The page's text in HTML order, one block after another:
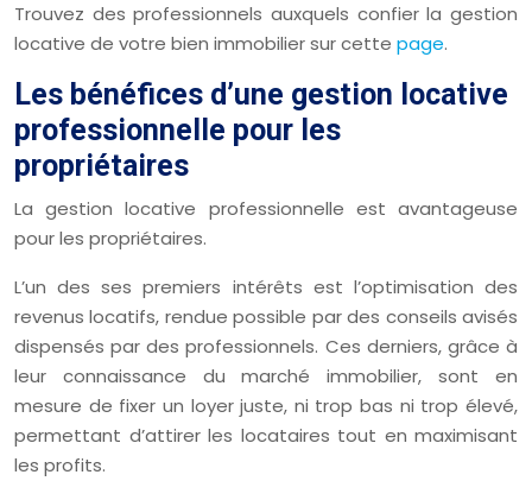
Trouvez des professionnels auxquels confier la gestion
locative de votre bien immobilier sur cette page.
Les bénéfices d’une gestion locative
professionnelle pour les
propriétaires
La gestion locative professionnelle est avantageuse
pour les propriétaires.
L’un des ses premiers intérêts est l’optimisation des
revenus locatifs, rendue possible par des conseils avisés
dispensés par des professionnels. Ces derniers, grâce à
leur connaissance du marché immobilier, sont en
mesure de fixer un loyer juste, ni trop bas ni trop élevé,
permettant d’attirer les locataires tout en maximisant
les profits.